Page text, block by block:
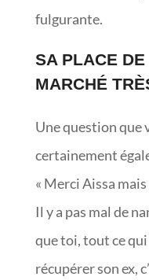
fulgurante.
SA PLACE
MARCHÉ
Une question que
certainement
« Merci Aissa mais
Il y a pas mal de
que toi, tout ce
récupérer son ex,